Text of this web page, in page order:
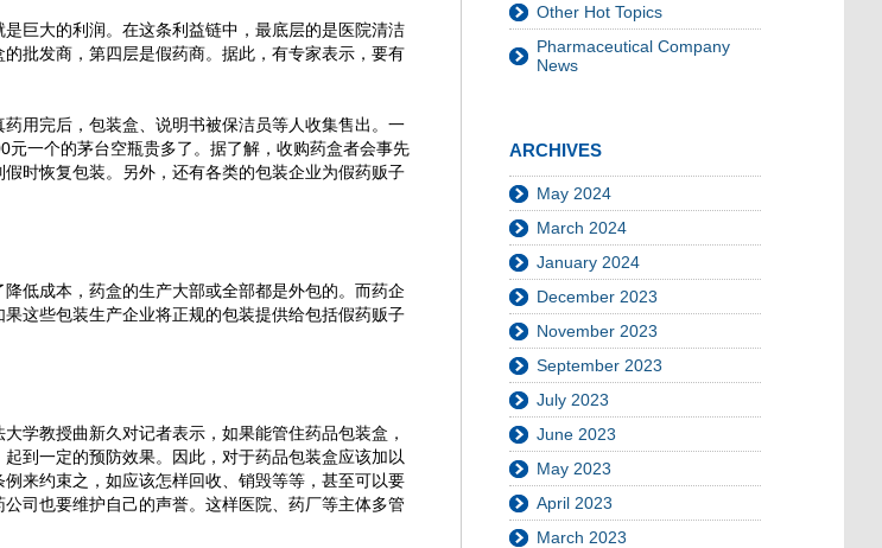
巨大的利润。在这条利益链中，最底层的是医院清洁
批发商，第四层是假药商。据此，有专家表示，要有
用完后，包装盒、说明书被保洁员等人收集售出。一
一个的茅台空瓶贵多了。据了解，收购药盒者会事先
时恢复包装。另外，还有各类的包装企业为假药贩子
低成本，药盒的生产大部或全部都是外包的。而药企
这些包装生产企业将正规的包装提供给包括假药贩子
学教授曲新久对记者表示，如果能管住药品包装盒，
到一定的预防效果。因此，对于药品包装盒应该加以
来约束之，如应该怎样回收、销毁等等，甚至可以要
司也要维护自己的声誉。这样医院、药厂等主体多管
Other Hot Topics
Pharmaceutical Company
News
ARCHIVES
May 2024
March 2024
January 2024
December 2023
November 2023
September 2023
July 2023
June 2023
May 2023
April 2023
March 2023